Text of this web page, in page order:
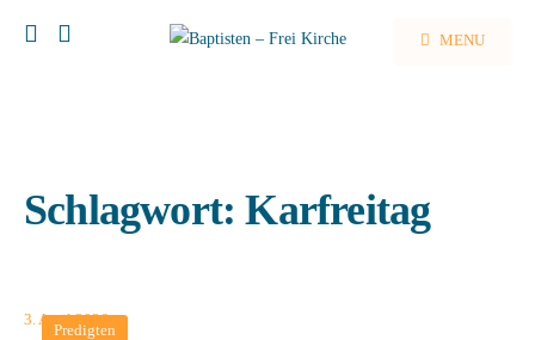
MENU
Schlagwort:Karfreitag
Predigten
3. April 2026